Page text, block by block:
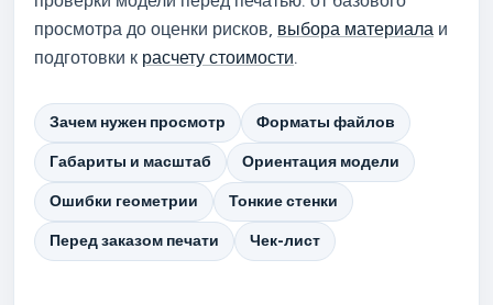
просмотра до оценки рисков, выбора материала и
подготовки к расчету стоимости.
Зачем нужен просмотр Форматы файлов
Габариты и масштаб Ориентация модели
Ошибки геометрии Тонкие стенки
Перед заказом печати Чек-лист